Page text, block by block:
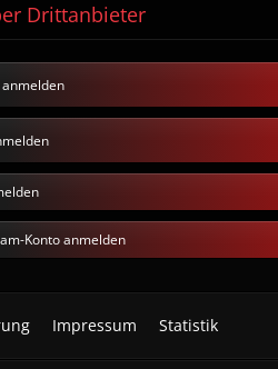
Drittanbieter
Konto anmelden
Impressum Statistik